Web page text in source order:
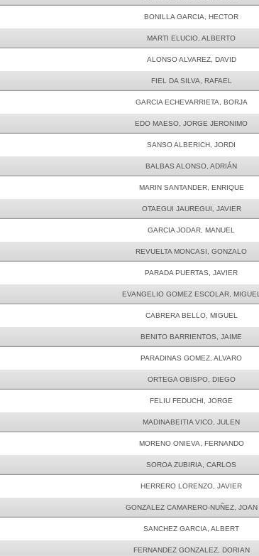
BONILLA GARCIA, HECTOR
MARTI ELUCIO, ALBERTO
ALONSO ALVAREZ, DAVID
FIEL DA SILVA, RAFAEL
GARCIA ECHEVARRIETA, BORJA
EDO MAESO, JORGE JERONIMO
SANSO ALBERICH, JORDI
BALBAS ALONSO, ADRIÁN
MARIN SANTANDER, ENRIQUE
OTAEGUI JAUREGUI, JAVIER
GARCIA JODAR, MANUEL
REVUELTA MONCASI, GONZALO
PARADA PUERTAS, JAVIER
EVANGELIO GOMEZ ESCOLAR, MIGUEL
CABRERA BELLO, MIGUEL
BENITO BARRIENTOS, JAIME
PARADINAS GOMEZ, ALVARO
ORTEGA OBISPO, DIEGO
FELIU FEDUCHI, JORGE
MADINABEITIA VICO, JULEN
MORENO ONIEVA, FERNANDO
SOROA ZUBIRIA, CARLOS
HERRERO LORENZO, JAVIER
GONZALEZ CAMARERO-NUÑEZ, JOAN
SANCHEZ GARCIA, ALBERT
FERNANDEZ GONZALEZ, DORIAN